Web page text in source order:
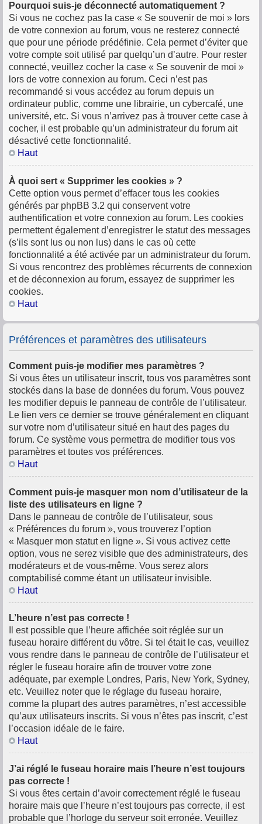
Pourquoi suis-je déconnecté automatiquement ?
Si vous ne cochez pas la case « Se souvenir de moi » lors
de votre connexion au forum, vous ne resterez connecté
que pour une période prédéfinie. Cela permet d’éviter que
votre compte soit utilisé par quelqu’un d’autre. Pour rester
connecté, veuillez cocher la case « Se souvenir de moi »
lors de votre connexion au forum. Ceci n’est pas
recommandé si vous accédez au forum depuis un
ordinateur public, comme une librairie, un cybercafé, une
université, etc. Si vous n’arrivez pas à trouver cette case à
cocher, il est probable qu’un administrateur du forum ait
désactivé cette fonctionnalité.
Haut
À quoi sert « Supprimer les cookies » ?
Cette option vous permet d’effacer tous les cookies
générés par phpBB 3.2 qui conservent votre
authentification et votre connexion au forum. Les cookies
permettent également d’enregistrer le statut des messages
(s’ils sont lus ou non lus) dans le cas où cette
fonctionnalité a été activée par un administrateur du forum.
Si vous rencontrez des problèmes récurrents de connexion
et de déconnexion au forum, essayez de supprimer les
cookies.
Haut
Préférences et paramètres des utilisateurs
Comment puis-je modifier mes paramètres ?
Si vous êtes un utilisateur inscrit, tous vos paramètres sont
stockés dans la base de données du forum. Vous pouvez
les modifier depuis le panneau de contrôle de l’utilisateur.
Le lien vers ce dernier se trouve généralement en cliquant
sur votre nom d’utilisateur situé en haut des pages du
forum. Ce système vous permettra de modifier tous vos
paramètres et toutes vos préférences.
Haut
Comment puis-je masquer mon nom d’utilisateur de la
liste des utilisateurs en ligne ?
Dans le panneau de contrôle de l’utilisateur, sous
« Préférences du forum », vous trouverez l’option
« Masquer mon statut en ligne ». Si vous activez cette
option, vous ne serez visible que des administrateurs, des
modérateurs et de vous-même. Vous serez alors
comptabilisé comme étant un utilisateur invisible.
Haut
L’heure n’est pas correcte !
Il est possible que l’heure affichée soit réglée sur un
fuseau horaire différent du vôtre. Si tel était le cas, veuillez
vous rendre dans le panneau de contrôle de l’utilisateur et
régler le fuseau horaire afin de trouver votre zone
adéquate, par exemple Londres, Paris, New York, Sydney,
etc. Veuillez noter que le réglage du fuseau horaire,
comme la plupart des autres paramètres, n’est accessible
qu’aux utilisateurs inscrits. Si vous n’êtes pas inscrit, c’est
l’occasion idéale de le faire.
Haut
J’ai réglé le fuseau horaire mais l’heure n’est toujours
pas correcte !
Si vous êtes certain d’avoir correctement réglé le fuseau
horaire mais que l’heure n’est toujours pas correcte, il est
probable que l’horloge du serveur soit erronée. Veuillez